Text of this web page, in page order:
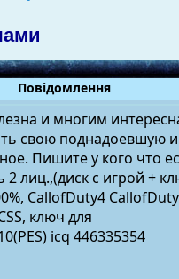
Повідомлення
и многим
свою поднадоевшую
Пишите у кого что
лиц.,(диск с игрой +
CallofDuty4
ключ для
icq 446335354